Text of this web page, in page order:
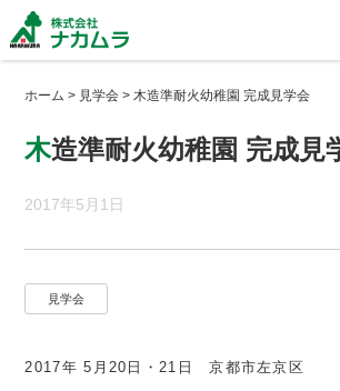
ホーム > 見学会 >木造準耐火幼稚園 完成見学会
木造準耐火幼稚園 完成見
2017年5月1日
見学会
2017年 5月20日・21日 京都市左京区